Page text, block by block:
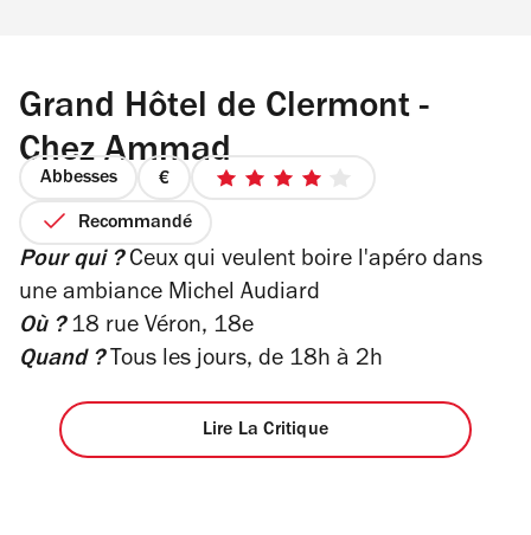
Grand Hôtel de Clermont -
Chez Ammad
Abbesses
prix
1
4
5
Recommandé
Pour qui ? Ceux qui veulent boire l'apéro dans
une ambiance Michel Audiard
Où ?18 rue Véron, 18e
Quand ?Tous les jours, de 18h à 2h
Lire La Critique